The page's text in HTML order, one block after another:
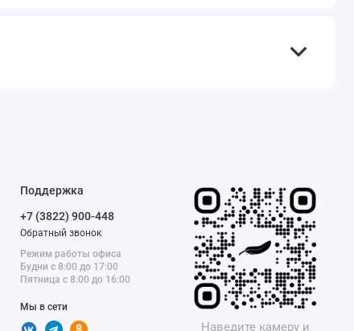
Поддержка
+7 (3822) 900-448
Обратный звонок
Режим работы офиса
Будни с 8:00 до 17:00
Пятница с 8:00 до 16:00
Мы в сети
Наведите камеру и